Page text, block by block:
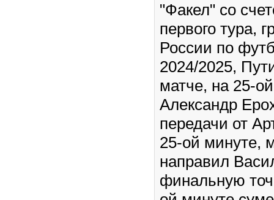
"Факел" со
первого тура,
России по
2024/2025,
матче, на 25-
Александр
передачи от
25-ой минуте,
направил
финальную